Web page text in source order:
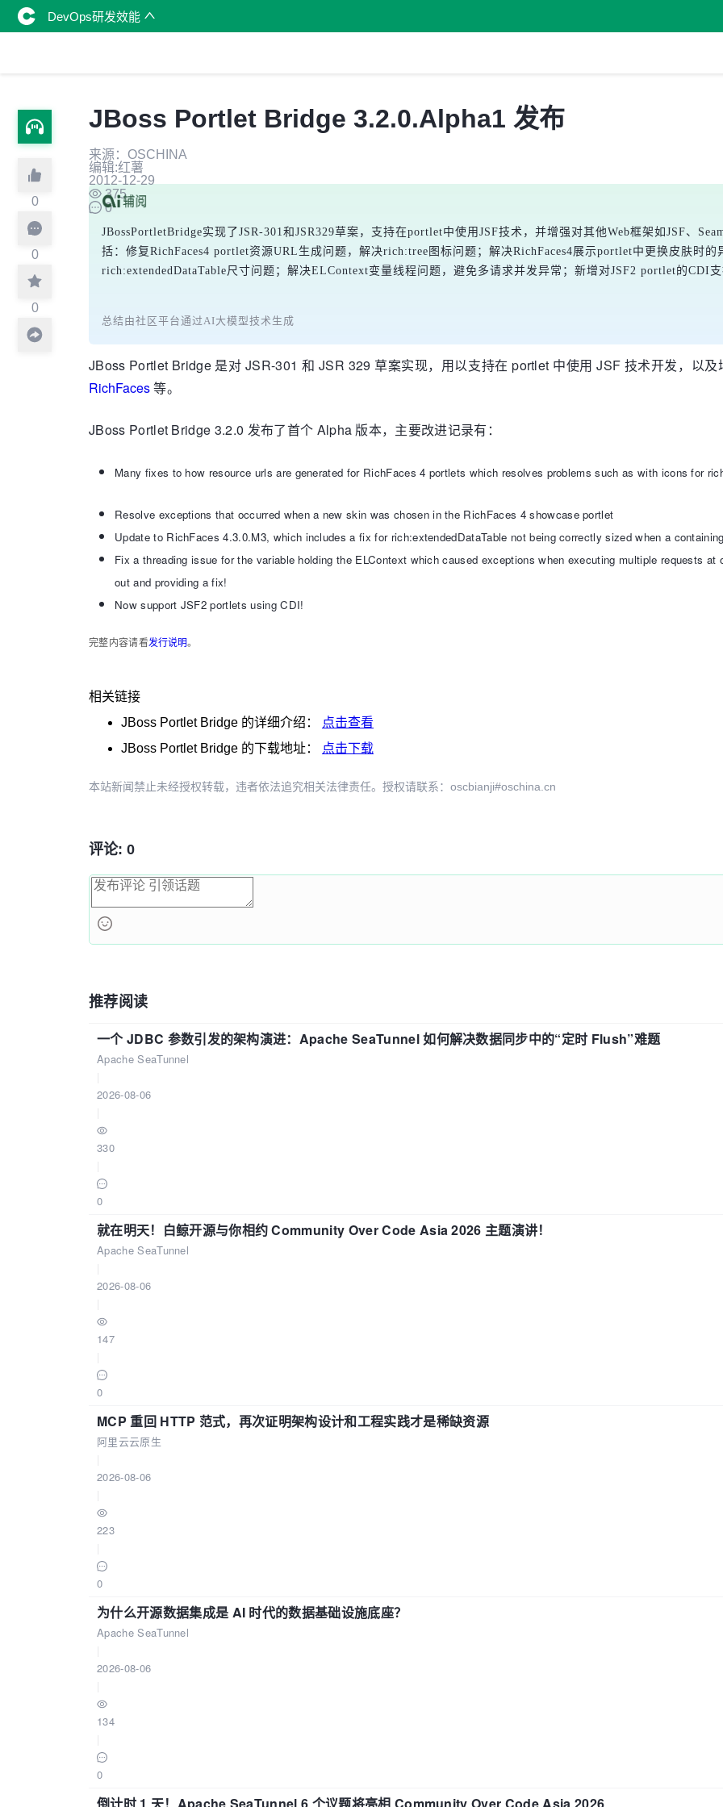
DevOps研发效能
0
0
0
JBoss Portlet Bridge 3.2.0.Alpha1 发布
来源：OSCHINA
编辑:红薯
2012-12-29
375
0
JBossPortletBridge实现了JSR-301和JSR329草案，支持在portlet中使用JSF技术，并增强对其他Web框架如JSF、
括：修复RichFaces4 portlet资源URL生成问题，解决rich:tree图标问题；解决RichFaces4展示portlet中更换皮肤时的
rich:extendedDataTable尺寸问题；解决ELContext变量线程问题，避免多请求并发异常；新增对JSF2 portlet的CDI
总结由社区平台通过AI大模型技术生成
JBoss Portlet Bridge 是对 JSR-301 和 JSR 329 草案实现，用以支持在 portlet 中使用 JSF 技术开发，以
RichFaces等。
JBoss Portlet Bridge 3.2.0 发布了首个 Alpha 版本，主要改进记录有：
Many fixes to how resource urls are generated for RichFaces 4 portlets which resolves problems such as with icons for
Resolve exceptions that occurred when a new skin was chosen in the RichFaces 4 showcase portlet
Update to RichFaces 4.3.0.M3, which includes a fix for rich:extendedDataTable not being correctly sized when a
Fix a threading issue for the variable holding the ELContext which caused exceptions when executing multiple requests
out and providing a fix!
Now support JSF2 portlets using CDI!
完整内容请看发行说明。
相关链接
JBoss Portlet Bridge 的详细介绍：
点击查看
JBoss Portlet Bridge 的下载地址： 点击下载
本站新闻禁止未经授权转载，违者依法追究相关法律责任。授权请联系：oscbianji#oschina.cn
评论: 0
推荐阅读
一个 JDBC 参数引发的架构演进：Apache SeaTunnel 如何解决数据同步中的“定时 Flush”难题
Apache SeaTunnel
2026-08-06
330
0
就在明天！白鲸开源与你相约 Community Over Code Asia 2026 主题演讲！
Apache SeaTunnel
2026-08-06
147
0
MCP 重回 HTTP 范式，再次证明架构设计和工程实践才是稀缺资源
阿里云云原生
2026-08-06
223
0
为什么开源数据集成是 AI 时代的数据基础设施底座？
Apache SeaTunnel
2026-08-06
134
0